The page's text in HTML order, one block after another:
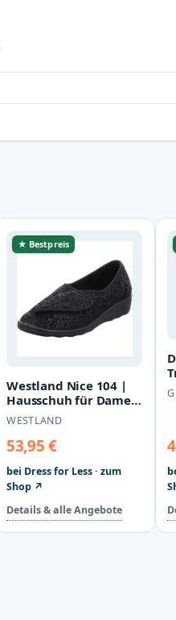
★ Bestpreis
Westland Nice 104 |
Hausschuh für Damen
| Schwarz Nice 104,
schwarz
WESTLAND
53,95 €
bei Dress for Less · zum
Shop ↗
Details & alle Angebote